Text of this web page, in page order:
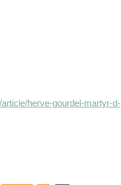
herve-gourdel-martyr-d-